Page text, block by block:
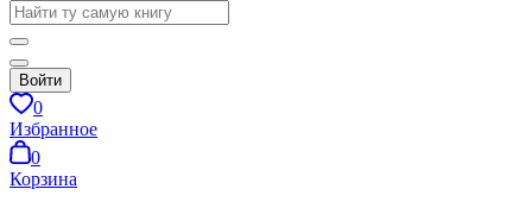
Войти
0
Избранное
0
Корзина